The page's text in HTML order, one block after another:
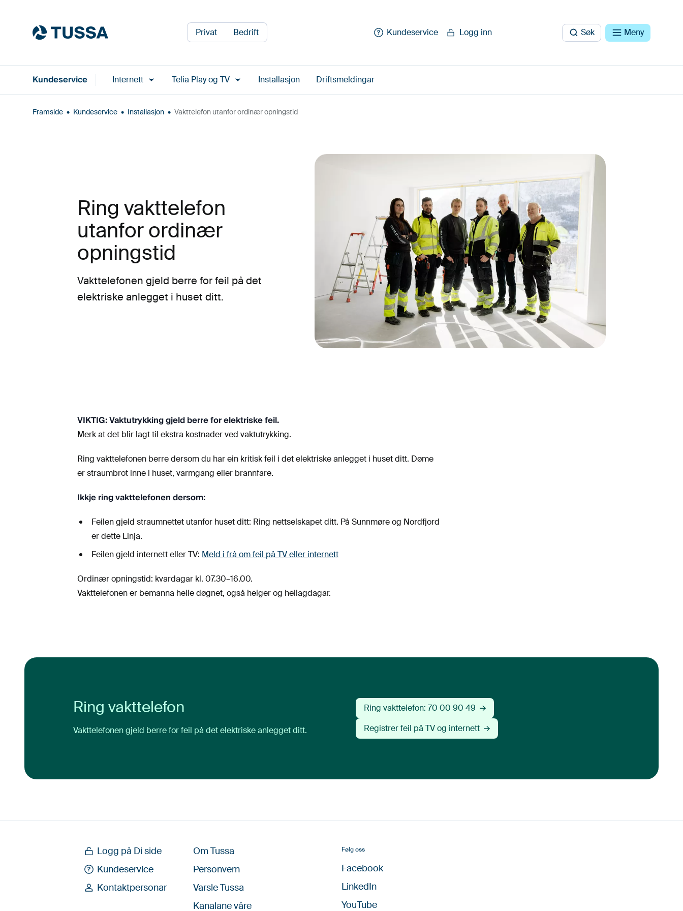
Privat Bedrift Kundeservice Logg inn Søk Meny
Kundeservice Internett Telia Play og TV Installasjon Driftsmeldingar
Framside • Kundeservice • Installasjon • Vakttelefon utanfor ordinær opningstid
Ring vakttelefon
utanfor ordinær
opningstid
Vakttelefonen gjeld berre for feil på det
elektriske anlegget i huset ditt.
VIKTIG: Vaktutrykking gjeld berre for elektriske feil.
Merk at det blir lagt til ekstra kostnader ved vaktutrykking.
Ring vakttelefonen berre dersom du har ein kritisk feil i det elektriske anlegget i huset ditt. Døme
er straumbrot inne i huset, varmgang eller brannfare.
Ikkje ring vakttelefonen dersom:
Feilen gjeld straumnettet utanfor huset ditt: Ring nettselskapet ditt. På Sunnmøre og Nordfjord
er dette Linja.
Feilen gjeld internett eller TV: Meld i frå om feil på TV eller internett
Ordinær opningstid: kvardagar kl. 07.30–16.00.
Vakttelefonen er bemanna heile døgnet, også helger og heilagdagar.
Ring vakttelefon
Vakttelefonen gjeld berre for feil på det elektriske anlegget ditt.
Ring vakttelefon: 70 00 90 49
Registrer feil på TV og internett
Logg på Di side
Kundeservice
Kontaktpersonar
Om Tussa
Personvern
Varsle Tussa
Kanalane våre
Følg oss
Facebook
LinkedIn
YouTube